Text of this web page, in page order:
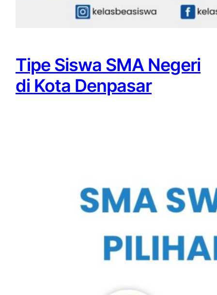
Tipe Siswa SMA Negeri
di Kota Denpasar